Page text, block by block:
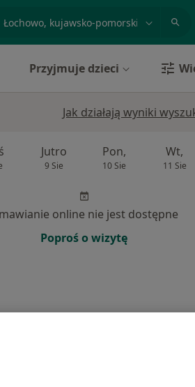
Przyjmuje dzieci
Jak działają wyniki
Jutro
9 Sie
Pon,
10 Sie
Wt,
11 Sie
online nie jest dostępne
Poproś o wizytę